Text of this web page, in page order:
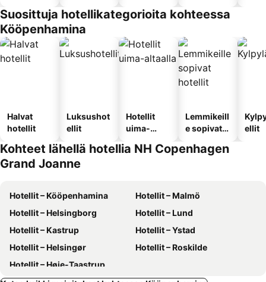
Suosittuja hotellikategorioita kohteessa
Kööpenhamina
Halvat
hotellit
Luksushot
ellit
Hotellit
uima-
Lemmikeill
e sopivat
ellit
Kohteet lähellä hotellia NH Copenhagen
Grand Joanne
Hotellit – Kööpenhamina
Hotellit – Malmö
Hotellit – Helsingborg
Hotellit – Lund
Hotellit – Kastrup
Hotellit – Ystad
Hotellit – Helsingør
Hotellit – Roskilde
Hotellit – Høje-Taastrup